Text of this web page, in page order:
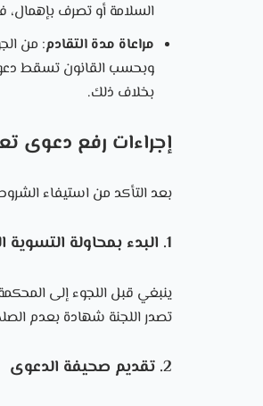
السلامة أو تصرف بإهمال،
مراعاة مدة التقادم: من
وبحسب القانون تسقط
بخلاف ذلك.
إجراءات رفع دعوى
بعد التأكد من استيفاء
1. البدء بمحاولة التسوية الودية
ينبغي قبل اللجوء إلى
تصدر اللجنة شهادة بعدم
2. تقديم صحيفة الدعوى